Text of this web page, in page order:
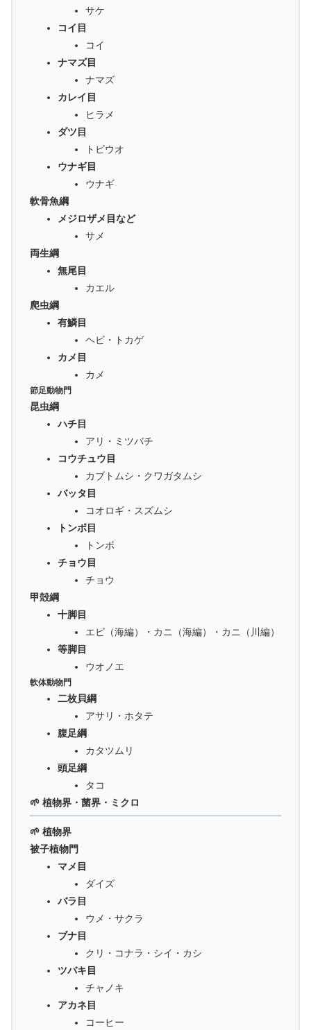
サケ
コイ目
コイ
ナマズ目
ナマズ
カレイ目
ヒラメ
ダツ目
トビウオ
ウナギ目
ウナギ
軟骨魚綱
メジロザメ目など
サメ
両生綱
無尾目
カエル
爬虫綱
有鱗目
ヘビ・トカゲ
カメ目
カメ
節足動物門
昆虫綱
ハチ目
アリ・ミツバチ
コウチュウ目
カブトムシ・クワガタムシ
バッタ目
コオロギ・スズムシ
トンボ目
トンボ
チョウ目
チョウ
甲殻綱
十脚目
エビ（海編）・カニ（海編）・カニ（川編）
等脚目
ウオノエ
軟体動物門
二枚貝綱
アサリ・ホタテ
腹足綱
カタツムリ
頭足綱
タコ
🌱 植物界・菌界・ミクロ
🌱 植物界
被子植物門
マメ目
ダイズ
バラ目
ウメ・サクラ
ブナ目
クリ・コナラ・シイ・カシ
ツバキ目
チャノキ
アカネ目
コーヒー